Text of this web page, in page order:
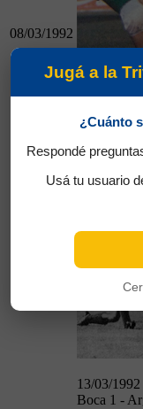
08/03/1992
08/03/1992
Boca 1 -
13/03/1992
Boca 1 -
Jugá a la
¿Cuánto
Respondé
Usá tu usuario